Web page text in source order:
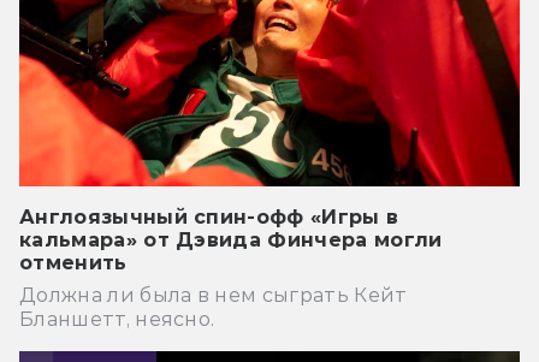
Англоязычный спин-офф «Игры в
кальмара» от Дэвида Финчера могли
отменить
Должна ли была в нем сыграть Кейт
Бланшетт, неясно.